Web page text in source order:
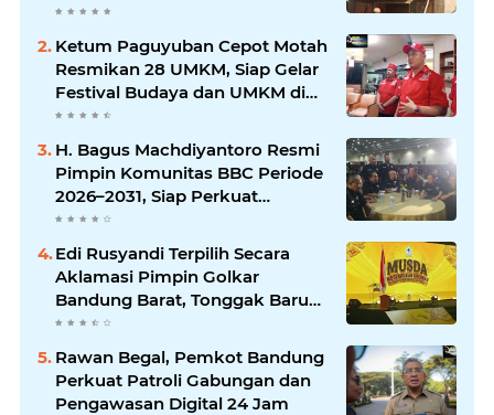
Ketum Paguyuban Cepot Motah
Resmikan 28 UMKM, Siap Gelar
Festival Budaya dan UMKM di
Jalan Braga
H. Bagus Machdiyantoro Resmi
Pimpin Komunitas BBC Periode
2026–2031, Siap Perkuat
Solidaritas dan Hadirkan
Program Nyata untuk
Masyarakat
Edi Rusyandi Terpilih Secara
Aklamasi Pimpin Golkar
Bandung Barat, Tonggak Baru
Kepemimpinan Harmonis
"Turun Ranjang"
Rawan Begal, Pemkot Bandung
Perkuat Patroli Gabungan dan
Pengawasan Digital 24 Jam